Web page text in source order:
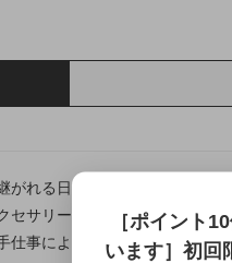
がれる日本の伝統美や熟練の技
セサリー龍頭は千葉県にある自
仕事によって仕上げるフルハン
［ポイント
います］初回